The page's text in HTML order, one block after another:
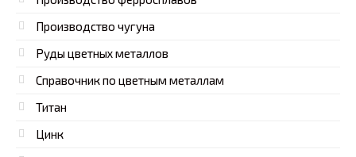
Производство чугуна
Руды цветных металлов
Справочник по цветным металлам
Титан
Цинк